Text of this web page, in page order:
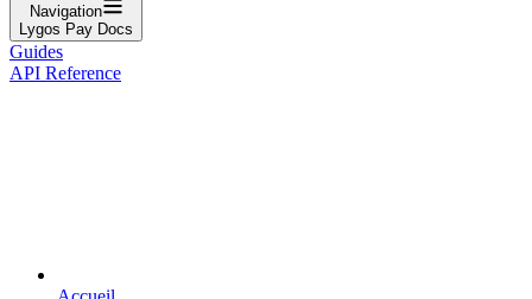
Navigation
Lygos Pay Docs
Guides
API Reference